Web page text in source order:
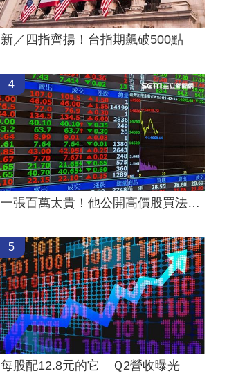
新／四指齊揚！台指期飆破500點
4
一張百萬太貴！他公開高價股買法：賺30萬
5
每股配12.8元的它 Ｑ2營收曝光